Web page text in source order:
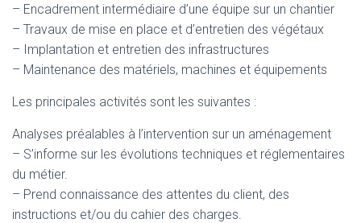
– Encadrement intermédiaire d’une équipe sur un chantier
– Travaux de mise en place et d’entretien des végétaux
– Implantation et entretien des infrastructures
– Maintenance des matériels, machines et équipements
Les principales activités sont les suivantes :
Analyses préalables à l’intervention sur un aménagement
– S’informe sur les évolutions techniques et réglementaires
du métier.
– Prend connaissance des attentes du client, des
instructions et/ou du cahier des charges.